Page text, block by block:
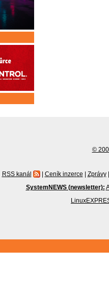
©
RSS kanál | Ceník inzerce | Zprávy |
SystemNEWS (newsletter):